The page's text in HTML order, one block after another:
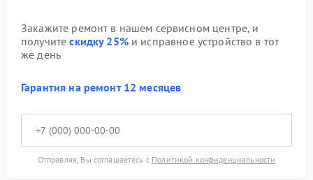
Закажите ремонт в нашем сервисном центре, и
получитескидку 25%и исправное устройство в тот
же день
Гарантия на ремонт 12 месяцев
Отправляя, Вы соглашаетесь с Политикой конфиденциальности